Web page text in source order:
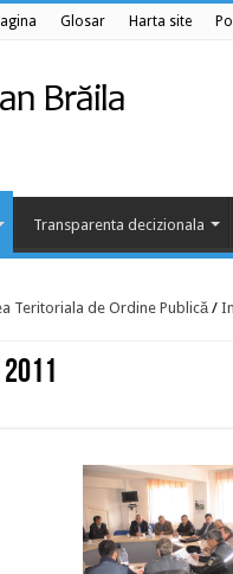
Glosar Harta site
Transparenta decizionala
Teritoriala de Ordine Publică /